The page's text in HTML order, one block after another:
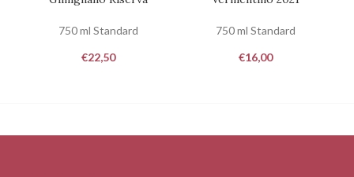
750 ml Standard
€22,50
750 ml Standard
€16,00